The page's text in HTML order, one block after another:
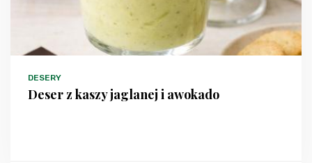
DESERY
Deser z kaszy jaglanej i awokado